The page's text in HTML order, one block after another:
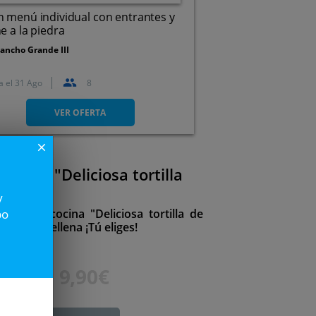
menú individual con entrantes y
a la piedra
Grande III
Av Portugal, 9, 47100.
Tordesillas. Valladolid
el 31 Ago 8
VER OFERTA
una "Deliciosa tortilla
la cocina "Deliciosa tortilla de
o rellena ¡Tú eliges!
12€
close